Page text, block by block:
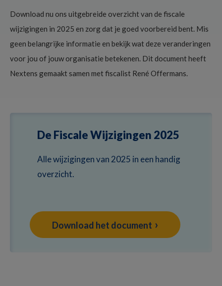
Download nu ons uitgebreide overzicht van de fiscale
wijzigingen in 2025 en zorg dat je goed voorbereid bent. Mis
geen belangrijke informatie en bekijk wat deze veranderingen
voor jou of jouw organisatie betekenen. Dit document heeft
Nextens gemaakt samen met fiscalist René Offermans.
De Fiscale Wijzigingen 2025
Alle wijzigingen van 2025 in een handig
overzicht.
Download het document